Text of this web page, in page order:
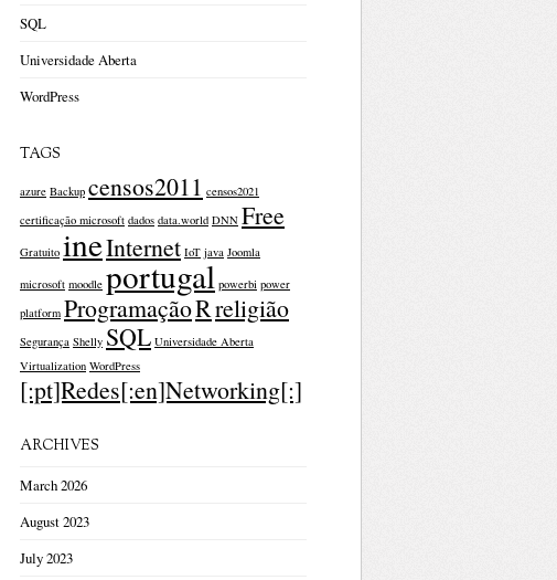
SQL
Universidade Aberta
WordPress
TAGS
azure Backup censos2011 censos2021
certificação microsoft dados data.world DNN Free
Gratuito ineInternet IoT java Joomla
microsoft moodle portugal powerbi power
platform ProgramaçãoRreligião
Segurança Shelly SQL Universidade Aberta
Virtualization WordPress
[:pt]Redes[:en]Networking[:]
ARCHIVES
March 2026
August 2023
July 2023